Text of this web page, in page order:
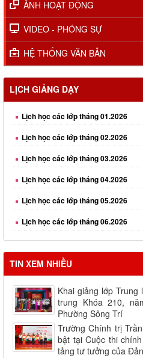
ẢNH HOẠT ĐỘNG
VIDEO - PHÓNG SỰ
HỆ THỐNG VĂN BẢN
LỊCH GIẢNG DẠY
Lịch học các lớp tháng 01.2026
Lịch học các lớp tháng 02.2026
Lịch học các lớp tháng 03.2026
Lịch học các lớp tháng 04.2026
Lịch học các lớp tháng 05.2026
Lịch học các lớp tháng 06.2026
Lịch học các lớp tháng 08.2026
TIN XEM NHIỀU
Khai giảng lớp
trung Khóa 210,
Phường Sông Trí
Trường Chính trị
bật tại Cuộc thi
tảng tư tưởng của